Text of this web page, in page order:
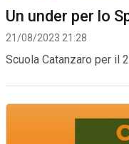
Un under per lo
21/08/2023 21:28
Scuola Catanzaro per il